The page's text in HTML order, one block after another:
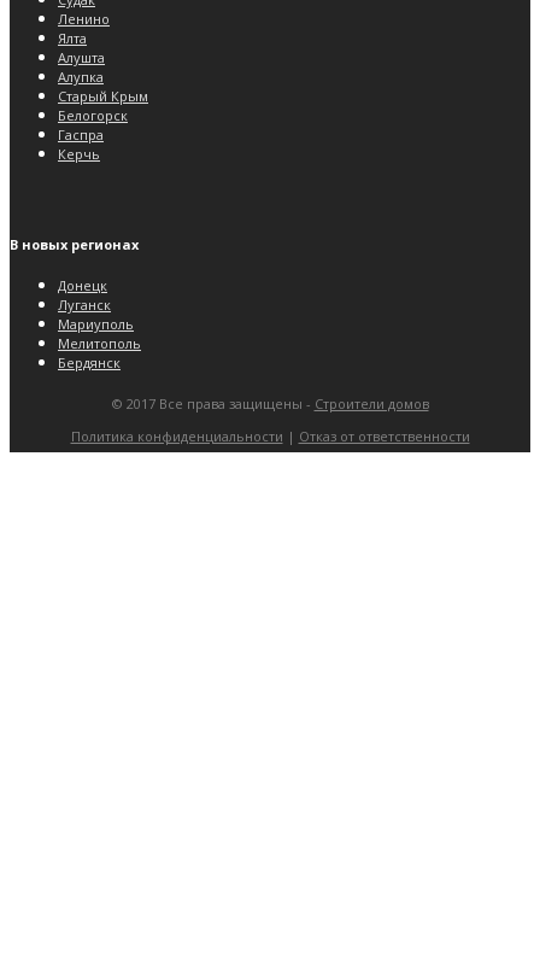
Ленино
Ялта
Алушта
Алупка
Старый Крым
Белогорск
Гаспра
Керчь
В новых регионах
Донецк
Луганск
Мариуполь
Мелитополь
Бердянск
© 2017 Все права защищены - Строители домов
Политика конфиденциальности | Отказ от ответственности